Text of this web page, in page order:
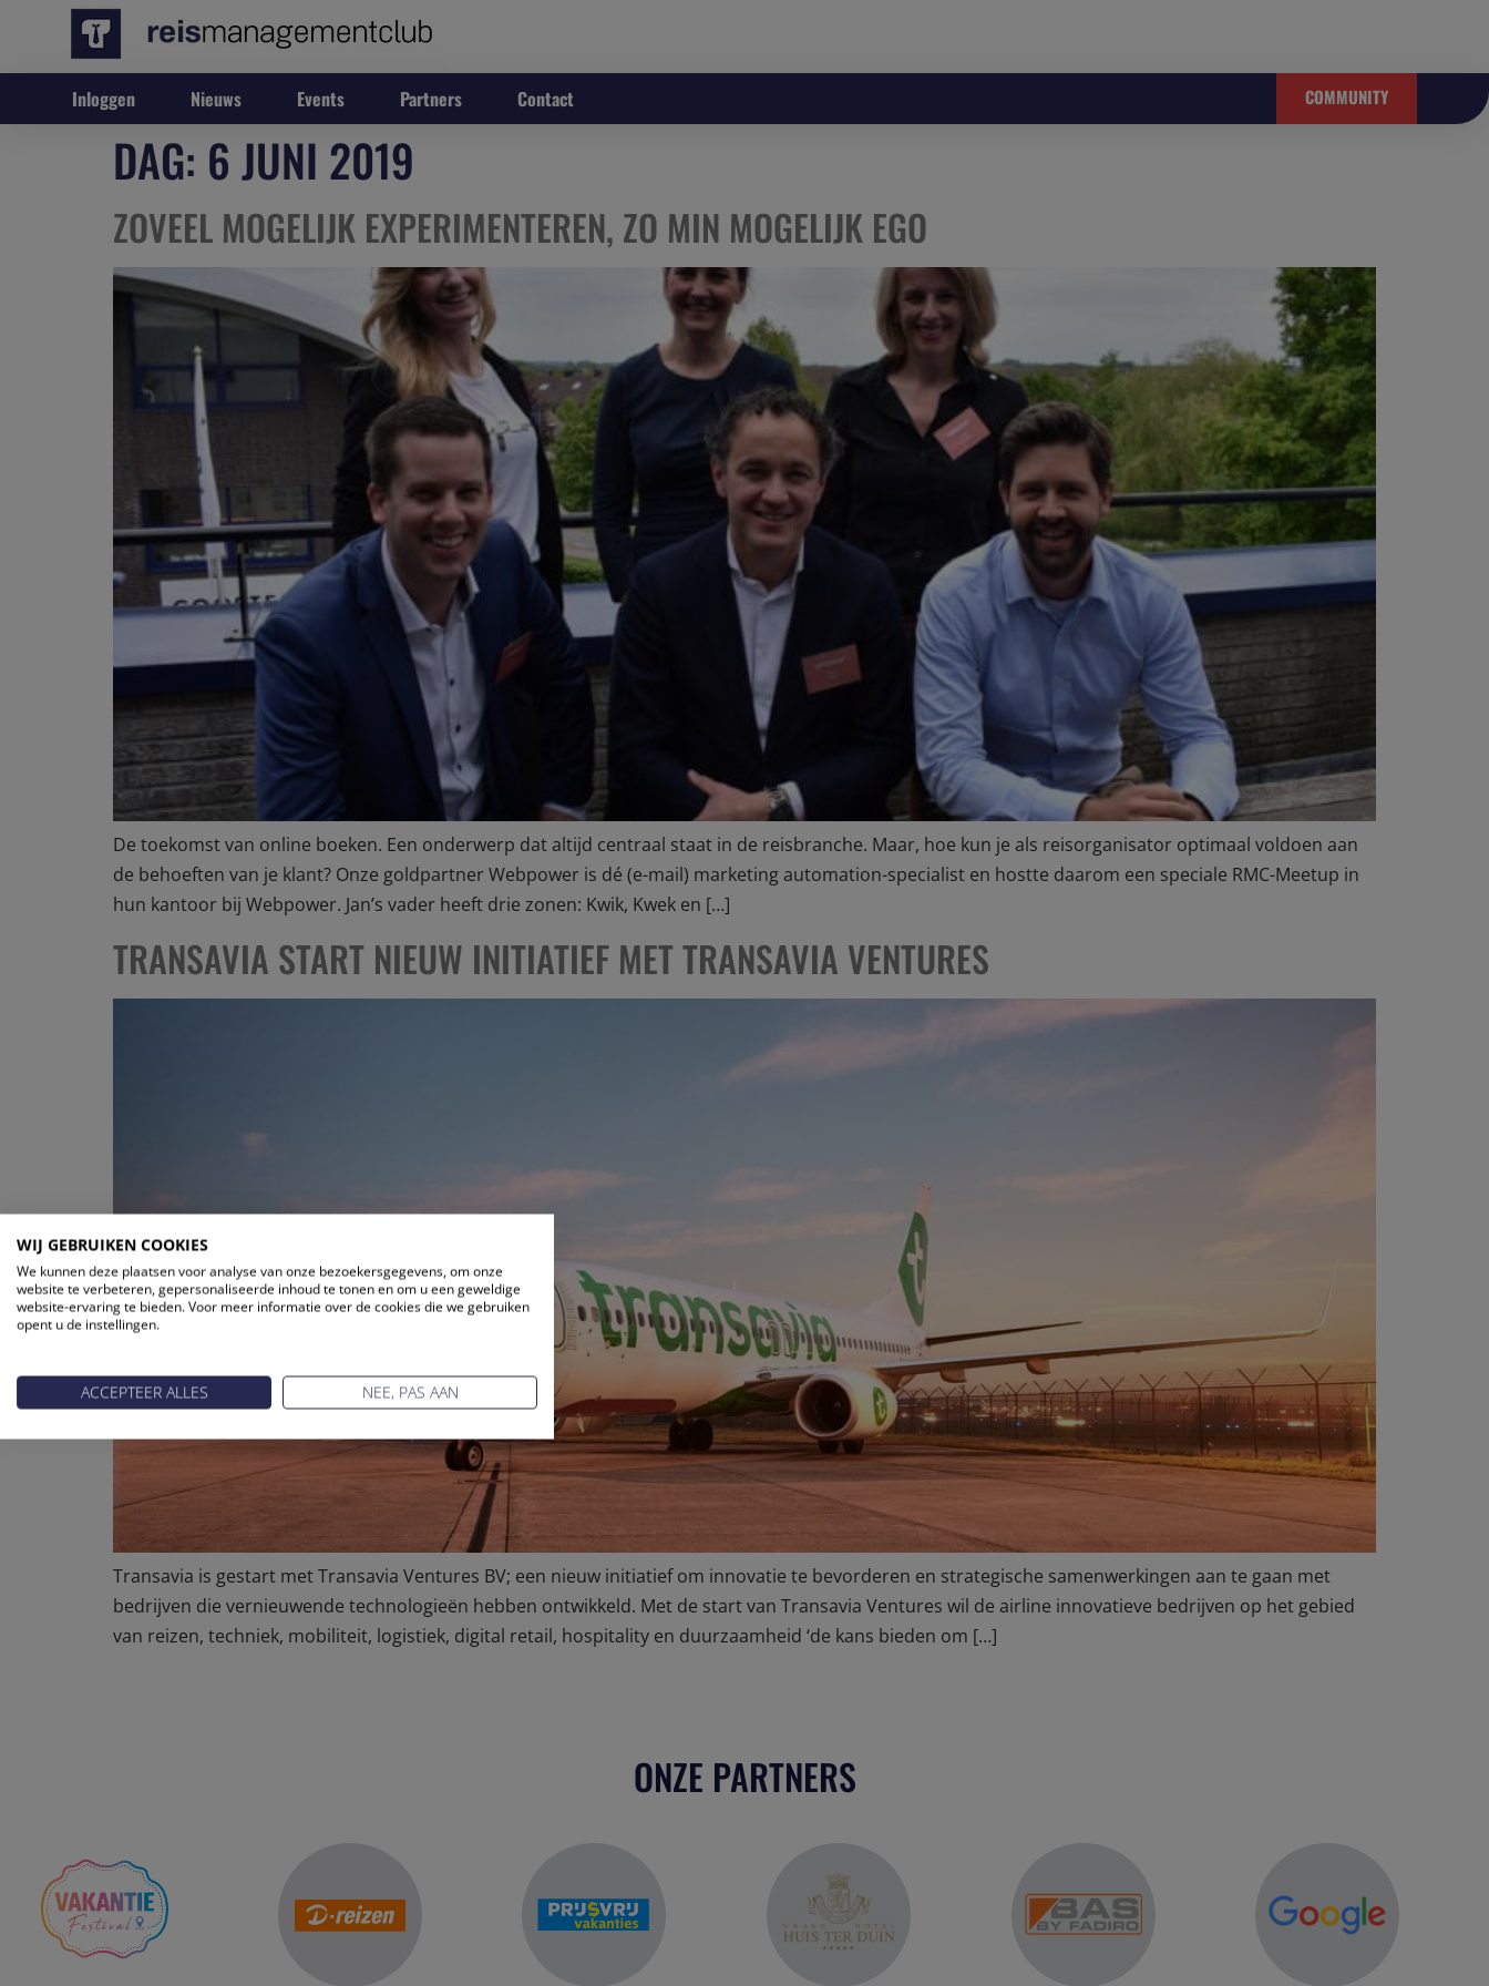
Inloggen Nieuws Events Partners Contact COMMUNITY
DAG: 6 JUNI 2019
ZOVEEL MOGELIJK EXPERIMENTEREN, ZO MIN MOGELIJK EGO
De toekomst van online boeken. Een onderwerp dat altijd centraal staat in de reisbranche. Maar, hoe kun je als reisorganisator optimaal voldoen aan
de behoeften van je klant? Onze goldpartner Webpower is dé (e-mail) marketing automation-specialist en hostte daarom een speciale RMC-Meetup in
hun kantoor bij Webpower. Jan’s vader heeft drie zonen: Kwik, Kwek en […]
TRANSAVIA START NIEUW INITIATIEF MET TRANSAVIA VENTURES
Transavia is gestart met Transavia Ventures BV; een nieuw initiatief om innovatie te bevorderen en strategische samenwerkingen aan te gaan met
bedrijven die vernieuwende technologieën hebben ontwikkeld. Met de start van Transavia Ventures wil de airline innovatieve bedrijven op het gebied
van reizen, techniek, mobiliteit, logistiek, digital retail, hospitality en duurzaamheid ‘de kans bieden om […]
ONZE PARTNERS
WIJ GEBRUIKEN COOKIES
We kunnen deze plaatsen voor analyse van onze bezoekersgegevens, om onze
website te verbeteren, gepersonaliseerde inhoud te tonen en om u een geweldige
website-ervaring te bieden. Voor meer informatie over de cookies die we gebruiken
opent u de instellingen.
ACCEPTEER ALLES NEE, PAS AAN